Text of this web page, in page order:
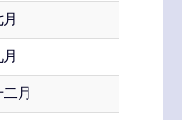
月
二月